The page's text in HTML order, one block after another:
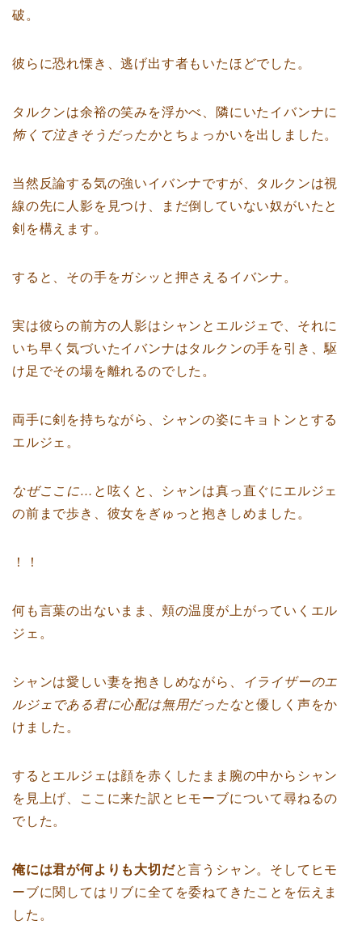
破。
彼らに恐れ慄き、逃げ出す者もいたほどでした。
タルクンは余裕の笑みを浮かべ、隣にいたイバンナに
怖くて泣きそうだったかとちょっかいを出しました。
当然反論する気の強いイバンナですが、タルクンは視
線の先に人影を見つけ、まだ倒していない奴がいたと
剣を構えます。
すると、その手をガシッと押さえるイバンナ。
実は彼らの前方の人影はシャンとエルジェで、それに
いち早く気づいたイバンナはタルクンの手を引き、駆
け足でその場を離れるのでした。
両手に剣を持ちながら、シャンの姿にキョトンとする
エルジェ。
なぜここに… と呟くと、シャンは真っ直ぐにエルジェ
の前まで歩き、彼女をぎゅっと抱きしめました。
！！
何も言葉の出ないまま、頬の温度が上がっていくエル
ジェ。
シャンは愛しい妻を抱きしめながら、
イライザーのエ
ルジェである君に心配は無用だったなと優しく声をか
けました。
するとエルジェは顔を赤くしたまま腕の中からシャン
を見上げ、ここに来た訳とヒモーブについて尋ねるの
でした。
俺には君が何よりも大切だと言うシャン。そしてヒモ
ーブに関してはリブに全てを委ねてきたことを伝えま
した。